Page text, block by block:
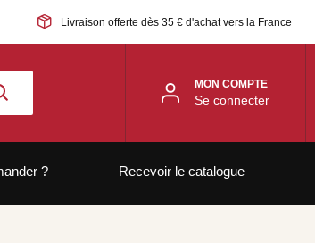
Livraison offerte dès 35 € d'achat vers la France
MON COMPTE
Se connecter
? Recevoir le catalogue